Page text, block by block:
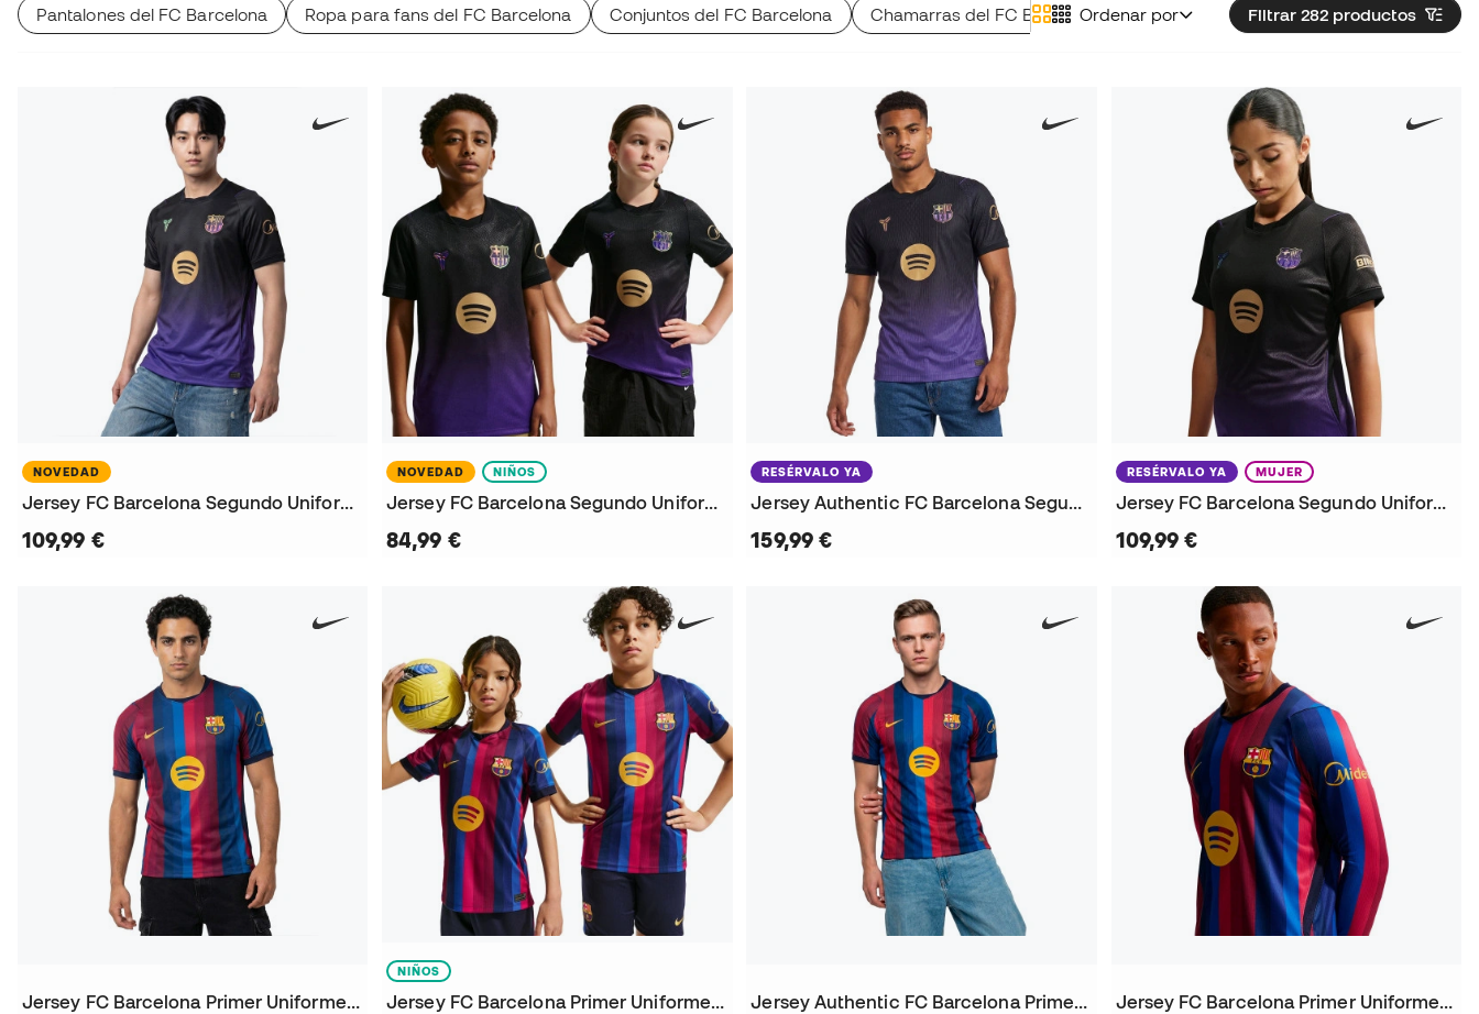
Filtrar 282 productos
Ordenar por
Pantalones del FC Barcelona Ropa para fans del FC Barcelona Conjuntos del FC Barcelona Chamarras del FC Barcelona Sudaderas oficiales del FC Barcelona
NOVEDAD
Jersey FC Barcelona Segundo Uniforme x Kobe 2026-2027
109,99 €
NOVEDAD NIÑOS
Jersey FC Barcelona Segundo Uniforme x Kobe 2026-2027 Niño
84,99 €
RESÉRVALO YA
Jersey Authentic FC Barcelona Segundo Uniforme x Kobe 2026-2027
159,99 €
RESÉRVALO YA MUJER
Jersey FC Barcelona Segundo Uniforme x Kobe 2026-2027 Mujer
109,99 €
Jersey FC Barcelona Primer Uniforme 2026-2027
NIÑOS
Jersey FC Barcelona Primer Uniforme 2026-2027 Niño Jersey Authentic FC Barcelona Primera Equipación 2026-2027 Jersey FC Barcelona Primer Uniforme M/L 2026-2027